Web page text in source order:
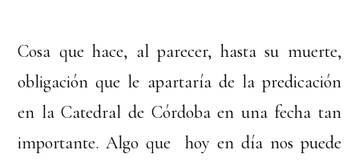
Cosa que hace, al parecer, hasta su muerte,
obligación que le apartaría de la predicación
en la Catedral de Córdoba en una fecha tan
importante. Algo que hoy en día nos puede